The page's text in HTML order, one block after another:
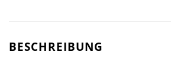
BESCHREIBUNG